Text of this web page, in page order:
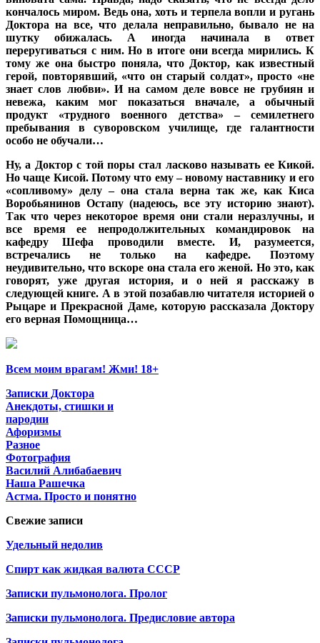
кончалось миром. Ведь она, хоть и терпела вопли и ругань
Доктора на все, что делала неправильно, бывало не на
шутку обижалась. А иногда начинала в ответ
переругиваться с ним. Но в итоге они всегда мирились. К
тому же она быстро поняла, что Доктор, как известный
герой, повторявший, «что он старый солдат», просто «не
знает слов любви». И на самом деле вовсе не грубиян и
невежа, каким мог показаться вначале, а обычный
продукт «трудного военного детства» – семилетнего
пребывания в суворовском училище, где галантности
особо не обучали…
Ну, а Доктор с той поры стал ласково называть ее Кикой.
Но чаще Кисой. Потому что ему – новому наставнику и его
«сопливому» делу – она стала верна так же, как Киса
Воробьянинов Остапу (надеюсь, все эту историю знают).
Так что через некоторое время они стали неразлучны, и
все время ее непродолжительных командировок на
кафедру Шефа проводили вместе. И, разумеется,
встречались не только на кафедре. Поэтому
неудивительно, что вскоре она стала его женой. Но это, как
говорят, уже другая история, и о ней я расскажу в
следующей книге. А в этой позабавлю читателя историей о
Рыцаре и Прекрасной Даме, которую рассказала Доктору
его верная Помощница…
Всем моим врагам! Жми! 18+
Записки Доктора
Анекдоты, стишки и
пародии
Афоризмы
Разное
Фотография
Василий Алибабаевич
Наша Рашечка
Астма. Просто и понятно
Свежие записи
Удельный недолив
Спирт как жидкая валюта СССР
Записки пульмонолога. Пролог
Записки пульмонолога. Предисловие автора